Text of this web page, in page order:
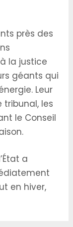
près des
la justice
géants qui
Leur
les
le Conseil
a
en hiver,